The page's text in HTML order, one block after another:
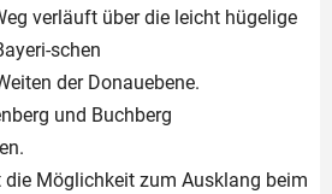
verläuft über die leicht hügelige
schen
der Donauebene.
und Buchberg
die Möglichkeit zum Ausklang beim